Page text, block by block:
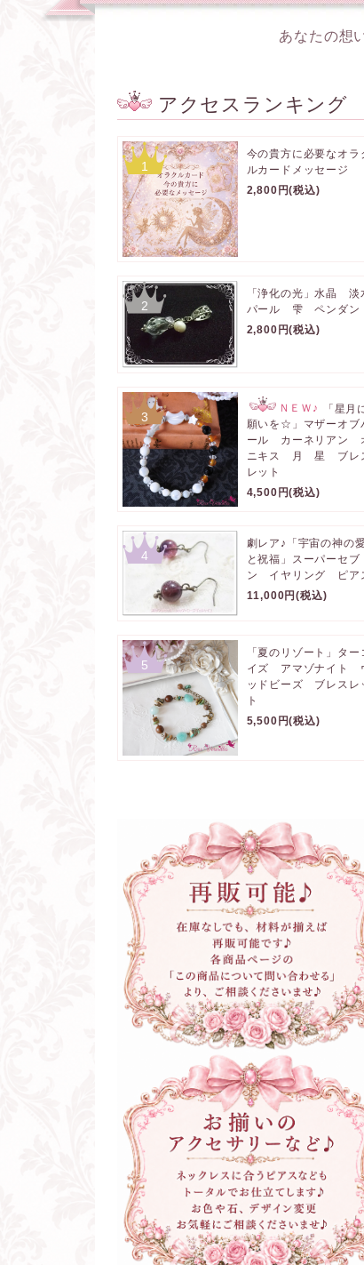
あなたの想
アクセスランキング
1
今の貴方に必要なオラ
ルカードメッセージ
2,800円(税込)
2
「浄化の光」水晶 淡
パール 雫 ペンダン
2,800円(税込)
3
ＮＥＷ♪
「星月
願いを☆」マザーオブ
ール カーネリアン
ニキス 月 星 ブレ
レット
4,500円(税込)
4
劇レア♪「宇宙の神の
と祝福」スーパーセブ
ン イヤリング ピア
11,000円(税込)
5
「夏のリゾート」ター
イズ アマゾナイト
ッドビーズ ブレスレ
ト
5,500円(税込)